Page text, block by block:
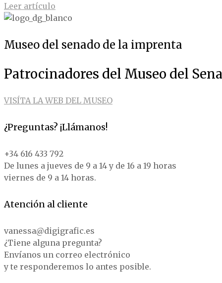
Leer artículo
Museo del senado de la imprenta
Patrocinadores del Museo del
VISÍTA LA WEB DEL MUSEO
¿Preguntas? ¡Llámanos!
+34 616 433 792
De lunes a jueves de 9 a 14 y de 16 a 19 horas
viernes de 9 a 14 horas.
Atención al cliente
vanessa@digigrafic.es
¿Tiene alguna pregunta?
Envíanos un correo electrónico
y te responderemos lo antes posible.